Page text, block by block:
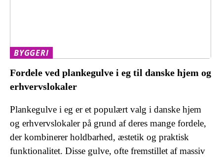
BYGGERI
Fordele ved plankegulve i eg til danske hjem og
erhvervslokaler
Plankegulve i eg er et populært valg i danske hjem
og erhvervslokaler på grund af deres mange fordele,
der kombinerer holdbarhed, æstetik og praktisk
funktionalitet. Disse gulve, ofte fremstillet af massiv